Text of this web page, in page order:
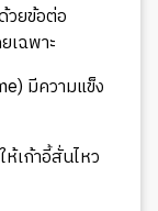
วยข้อต่อ
เฉพาะ
มีความแข็ง
เก้าอี้สั่นไหว